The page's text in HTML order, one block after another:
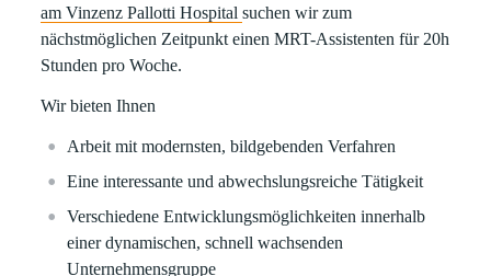
am Vinzenz Pallotti Hospitalsuchen wir zum
nächstmöglichen Zeitpunkt einen MRT-Assistenten für 20h
Stunden pro Woche.
Wir bieten Ihnen
Arbeit mit modernsten, bildgebenden Verfahren
Eine interessante und abwechslungsreiche Tätigkeit
Verschiedene Entwicklungsmöglichkeiten innerhalb
einer dynamischen, schnell wachsenden
Unternehmensgruppe